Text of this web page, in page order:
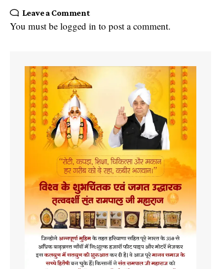
Leave a Comment
You must be logged in to post a comment.